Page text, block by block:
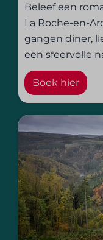
Beleef een
La Roche-en-
gangen diner,
een sfeervolle
Boek hier